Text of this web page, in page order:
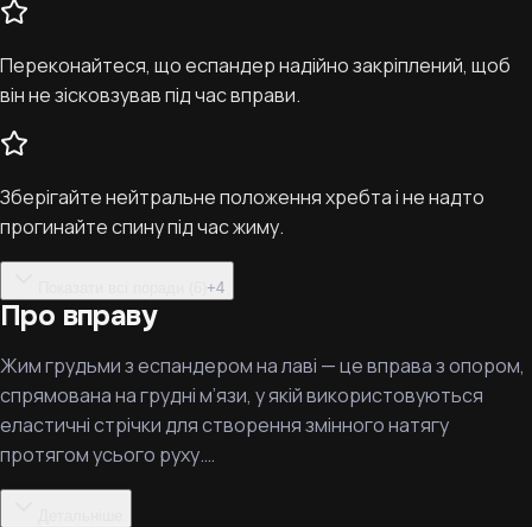
Переконайтеся, що еспандер надійно закріплений, щоб
він не зісковзував під час вправи.
Зберігайте нейтральне положення хребта і не надто
прогинайте спину під час жиму.
+4
Про вправу
Жим грудьми з еспандером на лаві — це вправа з опором,
спрямована на грудні м’язи, у якій використовуються
еластичні стрічки для створення змінного натягу
протягом усього руху.…